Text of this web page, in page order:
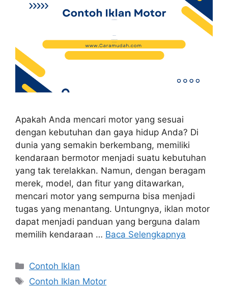
Apakah Anda mencari motor yang sesuai
dengan kebutuhan dan gaya hidup Anda? Di
dunia yang semakin berkembang, memiliki
kendaraan bermotor menjadi suatu kebutuhan
yang tak terelakkan. Namun, dengan beragam
merek, model, dan fitur yang ditawarkan,
mencari motor yang sempurna bisa menjadi
tugas yang menantang. Untungnya, iklan motor
dapat menjadi panduan yang berguna dalam
memilih kendaraan … Baca Selengkapnya
Contoh Iklan
Contoh Iklan Motor